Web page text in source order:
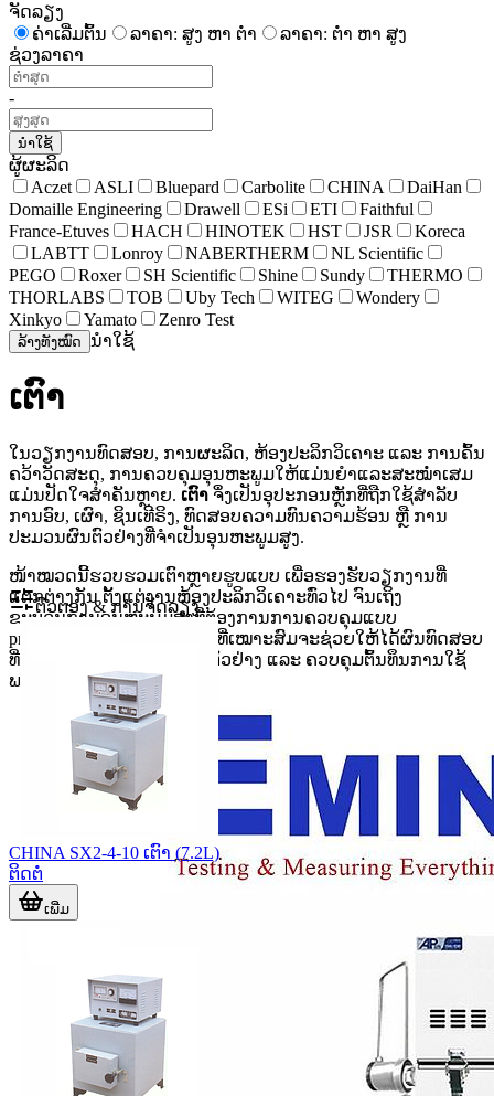
ຈັດລຽງ
ຄ່າເລີ່ມຕົ້ນ
ລາຄາ: ສູງ ຫາ ຕໍ່າ
ລາຄາ: ຕໍ່າ ຫາ ສູງ
ຊ່ວງລາຄາ
-
ນຳໃຊ້
ຜູ້ຜະລິດ
Aczet
ASLI Bluepard Carbolite CHINA
DaiHan
Domaille Engineering
Drawell ESi ETI
Faithful
France-Etuves
HACH HINOTEK HST JSR
Koreca
LABTT
Lonroy NABERTHERM
NL Scientific
PEGO
Roxer SH Scientific Shine Sundy
THERMO
THORLABS
TOB Uby Tech WITEG
Wondery
Xinkyo
Yamato Zenro Test
ລ້າງທັງໝົດ ນຳໃຊ້
ເຕົາ
ໃນວຽກງານທົດສອບ, ການຜະລິດ, ຫ້ອງປະລິກວິເຄາະ ແລະ ການຄົ້ນ
ຄວ້າວັດສະດຸ, ການຄວບຄຸມອຸນຫະພູມໃຫ້ແມ່ນຍຳແລະສະໝ່ຳເສມ
ແມ່ນປັດໃຈສຳຄັນຫຼາຍ. ເຕົາ ຈຶ່ງເປັນອຸປະກອນຫຼັກທີ່ຖືກໃຊ້ສຳລັບ
ການອົບ, ເຜົາ, ຊິນເທີຣິງ, ທົດສອບຄວາມທົນຄວາມຮ້ອນ ຫຼື ການ
ປະມວນຜົນຕົວຢ່າງທີ່ຈຳເປັນອຸນຫະພູມສູງ.
ໜ້າໝວດນີ້ຮວບຮວມເຕົາຫຼາຍຮູບແບບ ເພື່ອຮອງຮັບວຽກງານທີ່
ແຕກຕ່າງກັນ ຕັ້ງແຕ່ງານຫ້ອງປະລິກວິເຄາະທົ່ວໄປ ຈົນເຖິງ
ຂະບວນການອຸນຫະພູມສູງທີ່ຕ້ອງການການຄວບຄຸມແບບ
programmable. ການເລືອກຮຸ່ນທີ່ເໝາະສົມຈະຊ່ວຍໃຫ້ໄດ້ຜົນທົດສອບ
ທີ່ໜ້າເຊື່ອຖື, ລົດຄວາມສ່ຽງຕໍ່ຕົວຢ່າງ ແລະ ຄວບຄຸມຕົ້ນທຶນການໃຊ້
ພະລັງງານໄດ້ດີຂຶ້ນ.
ຕົວຕອງ & ການຈັດລຽງ
CHINA SX2-4-10 ເຕົາ (7.2L)
ຕິດຕໍ່
ເພີ່ມ